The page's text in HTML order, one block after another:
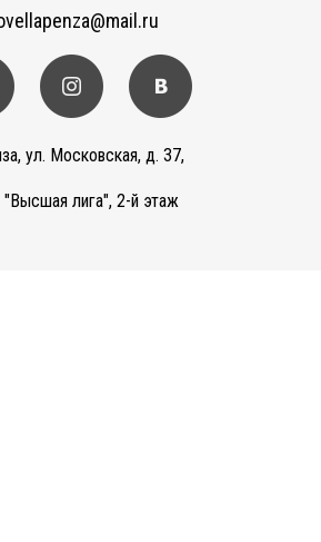
ул. Московская, д. 37,
лига", 2-й этаж